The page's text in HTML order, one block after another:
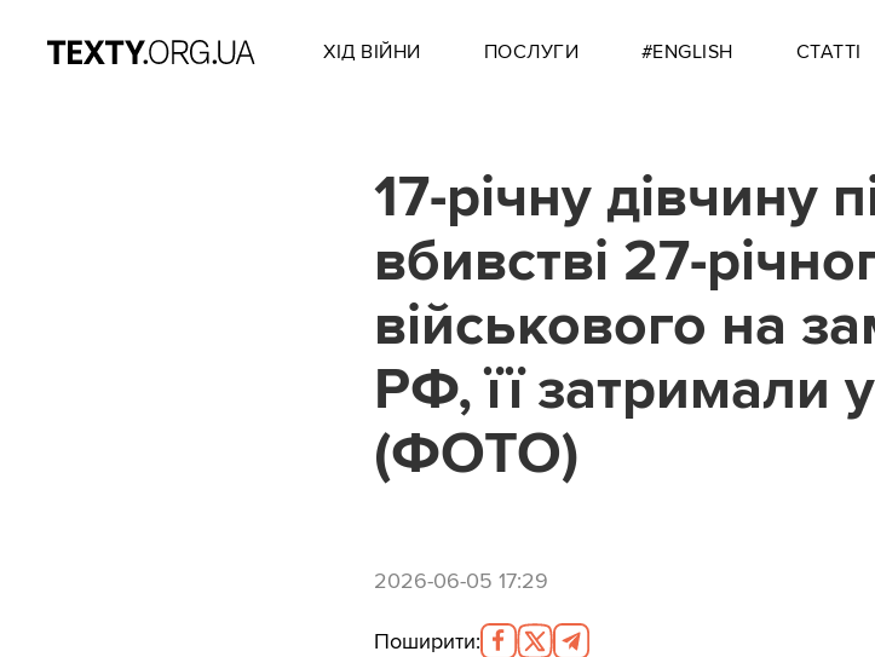
ХІД ВІЙНИ ПОСЛУГИ #ENGLISH СТАТТІ
17-річну дівчину
вбивстві 27-
військового на
РФ, її затримали
(ФОТО)
2026-06-05 17:29
Поширити: